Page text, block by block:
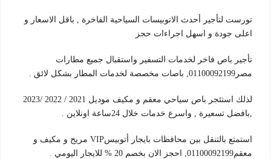
تورست لتأجير أحدث الاتوبيسات السياحية الفاخرة , باقل الاسعار و
اعلى جودة و اسهل اجراءات حجز
تأجير باص فاخر لخدمات التسفير واستقبال جميع مطارات
مصر01100092199, باصات مخصصة لخدمات المطار بشكل لائق .
لذلك استئجر باص سياحي معقم و مكيف موديل 2021 / 2022 /2023
,بافضل تسعيرة , واسرع خدمات خلال 24ساعة اونلاين .
استمتع بالتنقل بين محافظات بايجار أتوبيسVIP مريح و مكيف و
معقم01100092199, احجز الان بخصم 20 % للايجار اليومي .